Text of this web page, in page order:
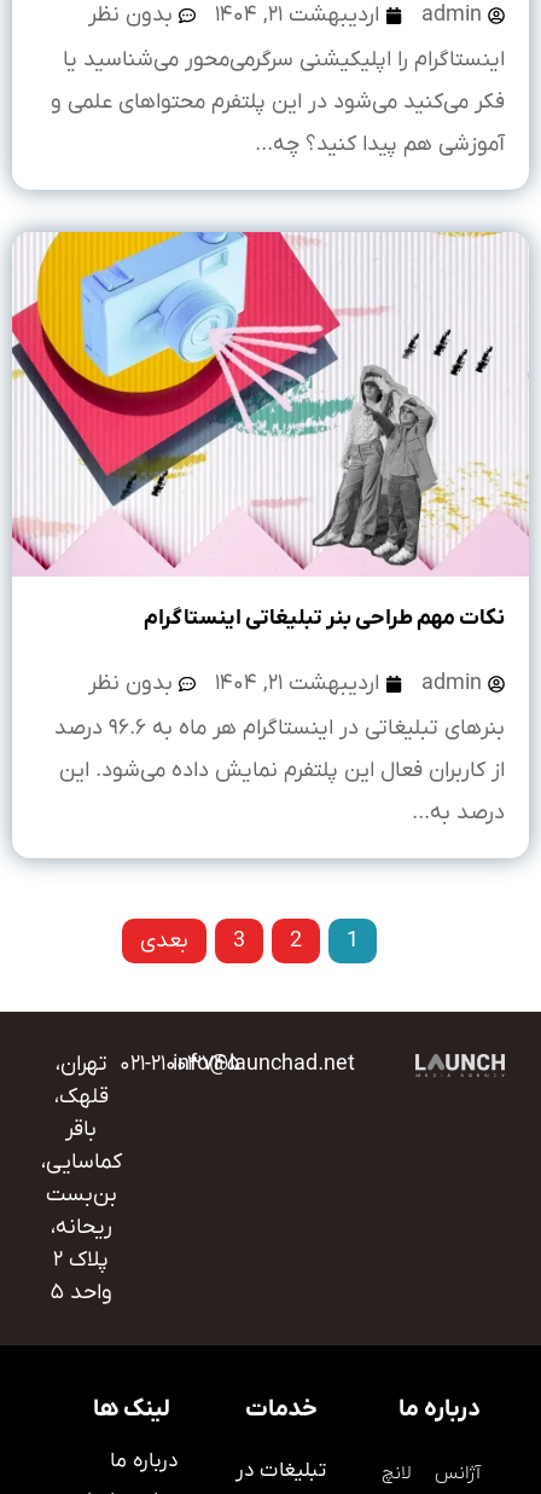
admin اردیبهشت ۲۱, ۱۴۰۴
بدون نظر
اینستاگرام را اپلیکیشنی سرگرمی‌محور می‌شناسید یا
فکر می‌کنید می‌شود در این پلتفرم محتواهای علمی و
آموزشی هم پیدا کنید؟ چه...
نکات مهم طراحی بنر تبلیغاتی اینستاگرام
admin اردیبهشت ۲۱, ۱۴۰۴
بدون نظر
بنرهای تبلیغاتی در اینستاگرام هر ماه به ۹۶.۶ درصد
از کاربران فعال این پلتفرم نمایش داده می‌شود. این
درصد به...
1
2
3 بعدی
info@launchad.net
۰۲۱-۲۱۰۰۳۷۴۵ تهران،
قلهک،
باقر
کماسایی،
بن‌بست
ریحانه،
پلاک ۲
واحد ۵
درباره ما
آژانس لانچ
خدمات
تبلیغات در
لینک ها
درباره ما